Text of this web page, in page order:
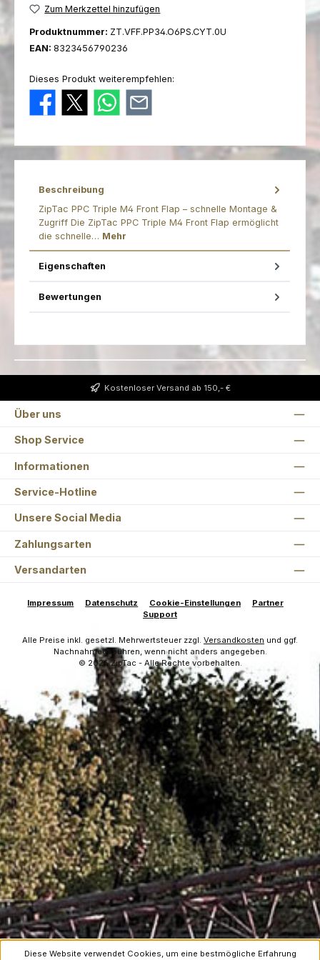
Zum Merkzettel hinzufügen
Produktnummer: ZT.VFF.PP34.O6PS.CYT.0U
EAN: 8323456790236
Dieses Produkt weiterempfehlen:
Beschreibung
ZipTac PPC Triple M4 Front Flap – schnelle Montage &
Zugriff Die ZipTac PPC Triple M4 Front Flap ermöglicht
die schnelle… Mehr
Eigenschaften
Bewertungen
Kostenloser Versand ab 150,- €
Über uns
Shop Service
Informationen
Service-Hotline
Unsere Social Media
Zahlungsarten
Versandarten
Impressum Datenschutz Cookie-Einstellungen
Partner
Support
Alle Preise inkl. gesetzl. Mehrwertsteuer zzgl. Versandkosten und ggf.
Nachnahmegebühren, wenn nicht anders angegeben.
© 2026 ZipTac - Alle Rechte vorbehalten.
Diese Website verwendet Cookies, um eine bestmögliche Erfahrung